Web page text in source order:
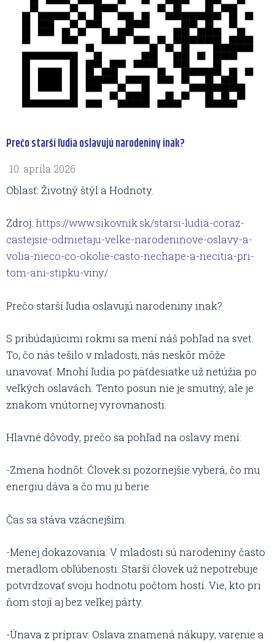
Prečo starší ľudia oslavujú narodeniny inak?
10. apríla 2026
Oblasť: Životný štýl a Hodnoty.
Zdroj: https://www.sikovnik.sk/starsi-ludia-coraz-
castejsie-odmietaju-velke-narodeninove-oslavy-a-
volia-nieco-co-okolie-casto-nechape-a-necitia-pri-
tom-ani-stipku-viny/
Prečo starší ľudia oslavujú narodeniny inak?
S pribúdajúcimi rokmi sa mení náš pohľad na svet.
To, čo nás tešilo v mladosti, nás neskôr môže
unavovať. Mnohí ľudia po päťdesiatke už netúžia po
veľkých oslavách. Tento posun nie je smutný, ale je
znakom vnútornej vyrovnanosti.
Hlavné dôvody, prečo sa pohľad na oslavy mení:
-Zmena hodnôt: Človek si pozornejšie vyberá, čo mu
energiu dáva a čo mu ju berie.
Čas sa stáva vzácnejším.
-Menej dokazovania: V mladosti sú narodeniny často
meradlom obľúbenosti. Starší človek už nepotrebuje
potvrdzovať svoju hodnotu počtom hostí. Vie, kto pri
ňom stojí aj bez veľkej párty.
-Únava z príprav: Oslava znamená nákupy, varenie a